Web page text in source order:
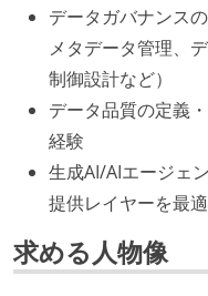
データガバナンス
メタデータ管理、
制御設計など）
データ品質の定義
経験
生成AI/AIエージェ
提供レイヤーを最
求める人物像